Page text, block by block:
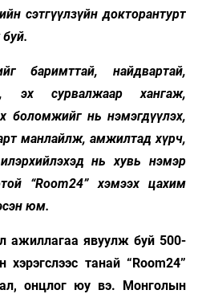
сэтгүүлзүйн докторантурт
баримттай, найдвартай,
эх сурвалжаар хангаж,
боломжийг нь нэмэгдүүлэх,
манлайлж, амжилтад хүрч,
нь хувь нэмэр
“Room24” хэмээх цахим
юм.
ажиллагаа явуулж буй 500-
хэрэгслээс танай “Room24”
онцлог юу вэ. Монголын